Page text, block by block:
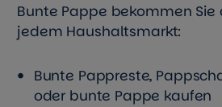
Bunte Pappe bekommen Sie
jedem Haushaltsmarkt:
Bunte Pappreste,
oder bunte Pappe kaufen